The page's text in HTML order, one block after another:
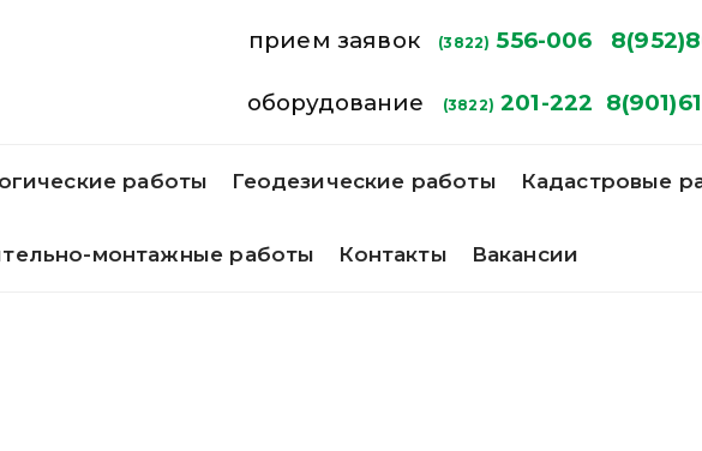
прием заявок (3822) 556-006
оборудование (3822) 201-222
работы Геодезические работы Кадастровые
монтажные работы Контакты Вакансии